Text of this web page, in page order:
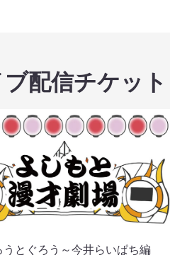
配信チケット
うとぐろう～今井らいぱち編